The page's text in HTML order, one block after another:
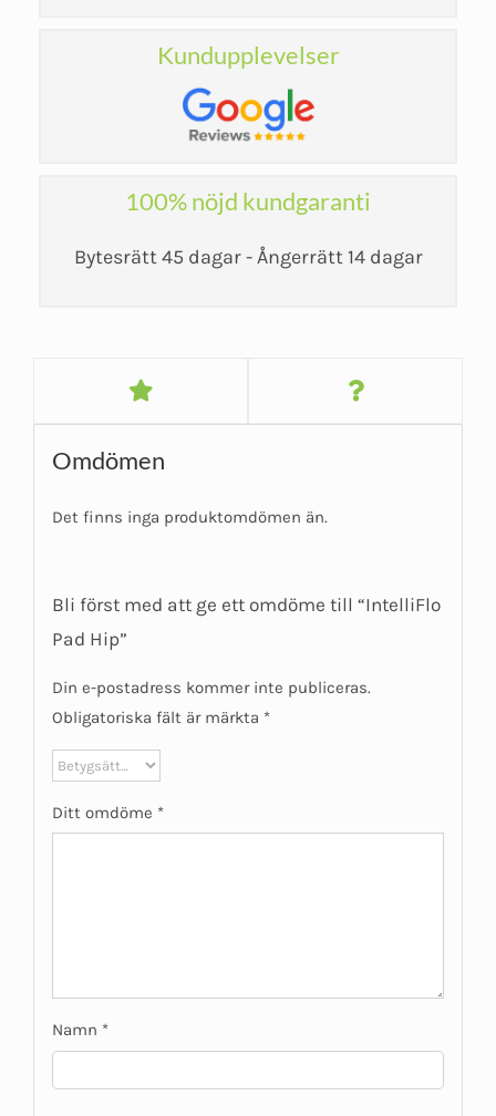
Kundupplevelser
100% nöjd kundgaranti
Bytesrätt 45 dagar - Ångerrätt 14 dagar
Omdömen
Det finns inga produktomdömen än.
Bli först med att ge ett omdöme till “IntelliFlo
Pad Hip”
Din e-postadress kommer inte publiceras.
Obligatoriska fält är märkta *
Ditt omdöme *
Namn *